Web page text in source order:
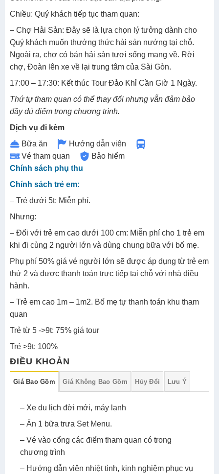
Chiều: Quý khách tiếp tục tham quan:
– Chợ Hải Sản: Đây sẽ là lựa chọn lý tưởng dành cho
Quý khách muốn thưởng thức hải sản nướng tại chỗ.
Ngoài ra, chợ có bán hải sản tươi sống mang về. Rời
chợ, Đoàn lên xe về lại trung tâm của Sài Gòn.
17:00 – 17:30: Kết thúc Tour Đảo Khỉ Cần Giờ 1 Ngày.
Thứ tự tham quan có thể thay đổi nhưng vẫn đảm bảo
đầy đủ điểm trong chương trình.
Dịch vụ đi kèm
Bữa ăn
Hướng dẫn viên
Vé tham quan
Bảo hiểm
Chính sách phụ thu
Chính sách trẻ em:
– Trẻ dưới 5t: Miễn phí.
Nhưng:
– Đối với trẻ em cao dưới 100 cm: Miễn phí cho 1 trẻ em
khi đi cùng 2 người lớn và dùng chung bữa với bố mẹ.
Phụ phí 50% giá vé người lớn sẽ được áp dụng từ trẻ em
thứ 2 và được thanh toán trực tiếp tại chỗ với nhà điều
hành.
– Trẻ em cao 1m – 1m2. Bố mẹ tự thanh toán khu tham
quan
Trẻ từ 5 ->9t: 75% giá tour
Trẻ >9t: 100%
ĐIỀU KHOẢN
Giá Bao Gồm Giá Không Bao Gồm Hủy Đổi Lưu Ý
– Xe du lịch đời mới, máy lạnh
– Ăn 1 bữa trưa Set Menu.
– Vé vào cổng các điểm tham quan có trong
chương trình
– Hướng dẫn viên nhiệt tình, kinh nghiệm phục vụ